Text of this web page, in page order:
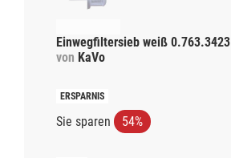
Einwegfiltersieb weiß 0.763.3423
von KaVo
Sie sparen 54%